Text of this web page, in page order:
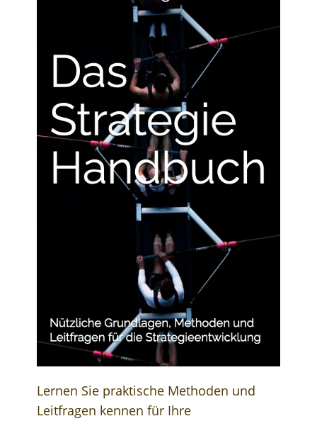
Lernen Sie praktische Methoden und
Leitfragen kennen für Ihre